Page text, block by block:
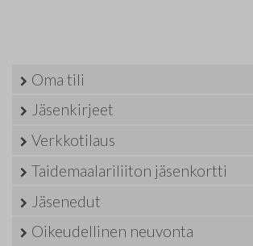
Oma tili
Jäsenkirjeet
Verkkotilaus
Taidemaalariliiton jäsenkortti
Jäsenedut
Oikeudellinen neuvonta